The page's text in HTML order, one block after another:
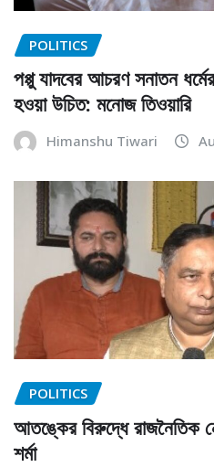
POLITICS
পপ্পু যাদবের আচরণ সনাতন
হওয়া উচিত: মনোজ তিওয়ারি
Himanshu Tiwari
POLITICS
আতঙ্কের বিরুদ্ধে রাজনৈতিক
শর্মা